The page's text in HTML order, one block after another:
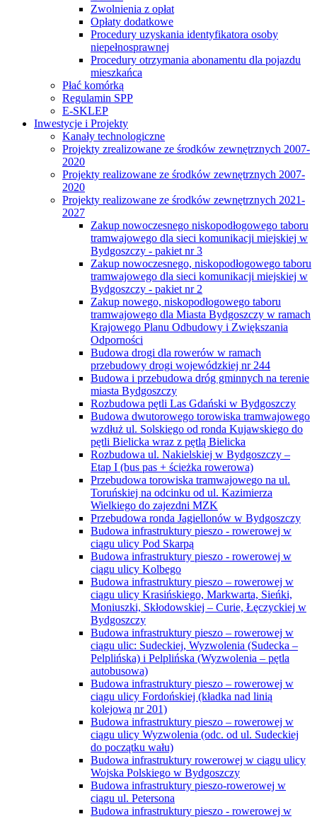
Zwolnienia z opłat
Opłaty dodatkowe
Procedury uzyskania identyfikatora osoby
niepełnosprawnej
Procedury otrzymania abonamentu dla pojazdu
mieszkańca
Płać komórką
Regulamin SPP
E-SKLEP
Inwestycje i Projekty
Kanały technologiczne
Projekty zrealizowane ze środków zewnętrznych 2007-
2020
Projekty realizowane ze środków zewnętrznych 2007-
2020
Projekty realizowane ze środków zewnętrznych 2021-
2027
Zakup nowoczesnego niskopodłogowego taboru
tramwajowego dla sieci komunikacji miejskiej w
Bydgoszczy - pakiet nr 3
Zakup nowoczesnego, niskopodłogowego taboru
tramwajowego dla sieci komunikacji miejskiej w
Bydgoszczy - pakiet nr 2
Zakup nowego, niskopodłogowego taboru
tramwajowego dla Miasta Bydgoszczy w ramach
Krajowego Planu Odbudowy i Zwiększania
Odporności
Budowa drogi dla rowerów w ramach
przebudowy drogi wojewódzkiej nr 244
Budowa i przebudowa dróg gminnych na terenie
miasta Bydgoszczy
Rozbudowa pętli Las Gdański w Bydgoszczy
Budowa dwutorowego torowiska tramwajowego
wzdłuż ul. Solskiego od ronda Kujawskiego do
pętli Bielicka wraz z pętlą Bielicka
Rozbudowa ul. Nakielskiej w Bydgoszczy –
Etap I (bus pas + ścieżka rowerowa)
Przebudowa torowiska tramwajowego na ul.
Toruńskiej na odcinku od ul. Kazimierza
Wielkiego do zajezdni MZK
Przebudowa ronda Jagiellonów w Bydgoszczy
Budowa infrastruktury pieszo - rowerowej w
ciągu ulicy Pod Skarpą
Budowa infrastruktury pieszo - rowerowej w
ciągu ulicy Kolbego
Budowa infrastruktury pieszo – rowerowej w
ciągu ulicy Krasińskiego, Markwarta, Sieńki,
Moniuszki, Skłodowskiej – Curie, Łęczyckiej w
Bydgoszczy
Budowa infrastruktury pieszo – rowerowej w
ciągu ulic: Sudeckiej, Wyzwolenia (Sudecka –
Pelplińska) i Pelplińska (Wyzwolenia – pętla
autobusowa)
Budowa infrastruktury pieszo – rowerowej w
ciągu ulicy Fordońskiej (kładka nad linią
kolejową nr 201)
Budowa infrastruktury pieszo – rowerowej w
ciągu ulicy Wyzwolenia (odc. od ul. Sudeckiej
do początku wału)
Budowa infrastruktury rowerowej w ciągu ulicy
Wojska Polskiego w Bydgoszczy
Budowa infrastruktury pieszo-rowerowej w
ciągu ul. Petersona
Budowa infrastruktury pieszo - rowerowej w